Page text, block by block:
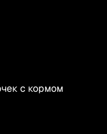
с кормом